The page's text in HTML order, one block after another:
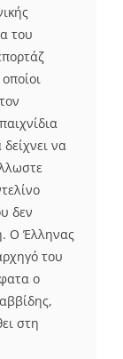
του
να
δεν
Ο Έλληνας
του
ο
στη